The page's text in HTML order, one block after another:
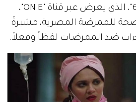
مسلسل "الكبير أوي 6"، الذي يعرض عبر قناة "ON E"،
للممرضة المصرية، مشيرةً
ضد الممرضات لفظاً وفعلاً.